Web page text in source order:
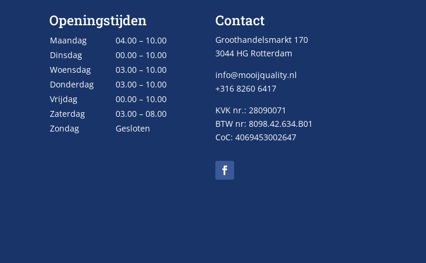
Openingstijden
Maandag
04.00 – 10.00
Dinsdag
00.00 – 10.00
Woensdag
03.00 – 10.00
Donderdag
03.00 – 10.00
Vrijdag
00.00 – 10.00
Zaterdag
03.00 – 08.00
Zondag
Gesloten
Contact
Groothandelsmarkt 170
3044 HG Rotterdam
info@mooijquality.nl
+316 8260 6417
KVK nr.: 28090071
BTW nr: 8098.42.634.B01
CoC: 4069453002647